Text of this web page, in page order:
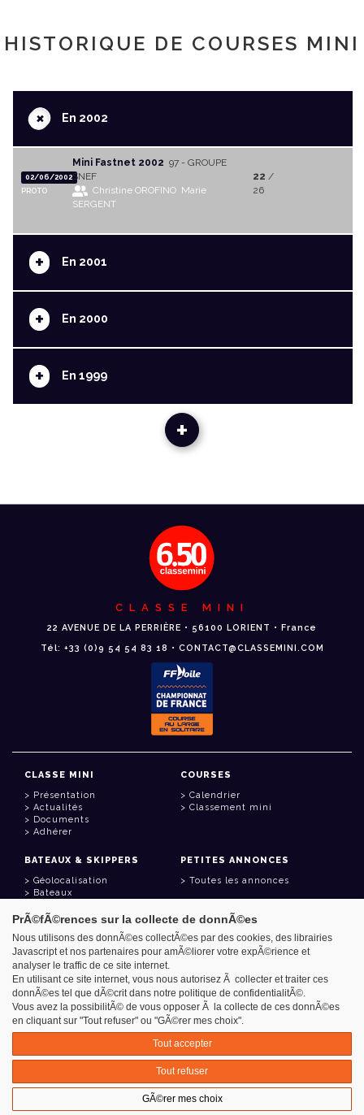
HISTORIQUE DE COURSES MINI
+En 2002
02/06/2002
PROTO
Mini Fastnet 2002 97 - GROUPE
SNEF
Christine OROFINO Marie
SERGENT
22 /
26
+ En 2001
+ En 2000
+ En 1999
+
CLASSE MINI
22 AVENUE DE LA PERRIÈRE • 56100 LORIENT • France
Tél: +33 (0)9 54 54 83 18 • CONTACT@CLASSEMINI.COM
CLASSE MINI
Présentation
Actualités
Documents
Adhérer
COURSES
Calendrier
Classement mini
BATEAUX & SKIPPERS
Géolocalisation
Bateaux
PETITES ANNONCES
Toutes les annonces
LIENS UTILES
Espace adhérent
Contact
Carnet d'adresses
Goodies
Azimut - Créateur de solutions numériques
Mentions légales
PrÃ©fÃ©rences sur la collecte de donnÃ©es
Nous utilisons des donnÃ©es collectÃ©es par des cookies, des librairies
Javascript et nos partenaires pour amÃ©liorer votre expÃ©rience et
analyser le traffic de ce site internet.
En utilisant ce site internet, vous nous autorisez Ã collecter et traiter ces
donnÃ©es tel que dÃ©crit dans notre politique de confidentialitÃ©.
Vous avez la possibilitÃ© de vous opposer Ã la collecte de ces donnÃ©es
en cliquant sur "Tout refuser" ou "GÃ©rer mes choix".
Tout accepter
Tout refuser
GÃ©rer mes choix